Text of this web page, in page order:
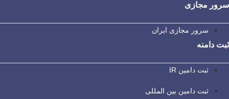
سرور مجازی
سرور مجازی ایران
ثبت دامنه
ثبت دامین IR
ثبت دامین بین المللی